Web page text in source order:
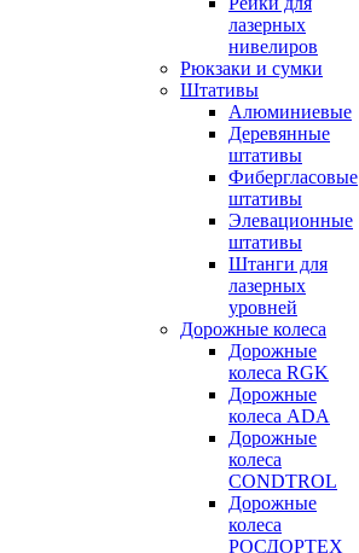
лазерных
нивелиров
Рюкзаки и сумки
Штативы
Алюминиевые
Деревянные
штативы
Фибергласовые
штативы
Элевационные
штативы
Штанги для
лазерных
уровней
Дорожные колеса
Дорожные
колеса RGK
Дорожные
колеса ADA
Дорожные
колеса
CONDTROL
Дорожные
колеса
РОСДОРТЕХ